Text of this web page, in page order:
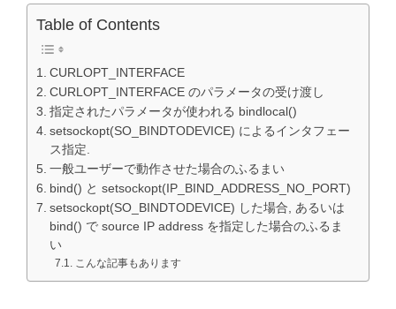
Table of Contents
CURLOPT_INTERFACE
CURLOPT_INTERFACE のパラメータの受け渡し
指定されたパラメータが使われる bindlocal()
setsockopt(SO_BINDTODEVICE) によるインタフェー
ス指定.
一般ユーザーで動作させた場合のふるまい
bind() と setsockopt(IP_BIND_ADDRESS_NO_PORT)
setsockopt(SO_BINDTODEVICE) した場合, あるいは
bind() で source IP address を指定した場合のふるま
い
こんな記事もあります